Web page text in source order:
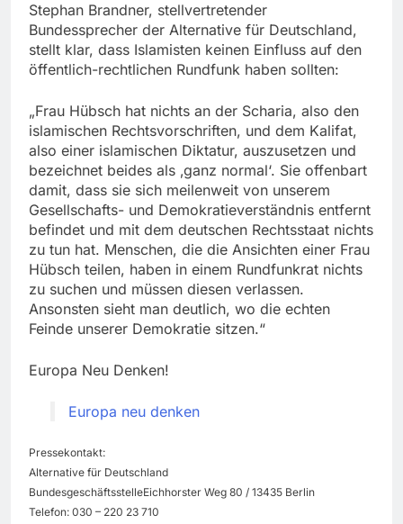
Stephan Brandner, stellvertretender
Bundessprecher der Alternative für Deutschland,
stellt klar, dass Islamisten keinen Einfluss auf den
öffentlich-rechtlichen Rundfunk haben sollten:
„Frau Hübsch hat nichts an der Scharia, also den
islamischen Rechtsvorschriften, und dem Kalifat,
also einer islamischen Diktatur, auszusetzen und
bezeichnet beides als ‚ganz normal‘. Sie offenbart
damit, dass sie sich meilenweit von unserem
Gesellschafts- und Demokratieverständnis entfernt
befindet und mit dem deutschen Rechtsstaat nichts
zu tun hat. Menschen, die die Ansichten einer Frau
Hübsch teilen, haben in einem Rundfunkrat nichts
zu suchen und müssen diesen verlassen.
Ansonsten sieht man deutlich, wo die echten
Feinde unserer Demokratie sitzen.“
Europa Neu Denken!
Europa neu denken
Pressekontakt:
Alternative für Deutschland
BundesgeschäftsstelleEichhorster Weg 80 / 13435 Berlin
Telefon: 030 – 220 23 710